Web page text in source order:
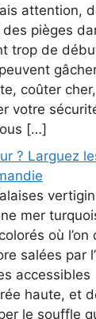
attention,
pièges
trop de
coûter
votre
[…]
? Larguez
mer
où l’on
salées par
accessibles
haute, et
le souffle